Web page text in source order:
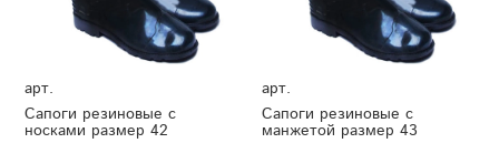
арт.
Сапоги резиновые с
носками размер 42
арт.
Сапоги резиновые с
манжетой размер 43